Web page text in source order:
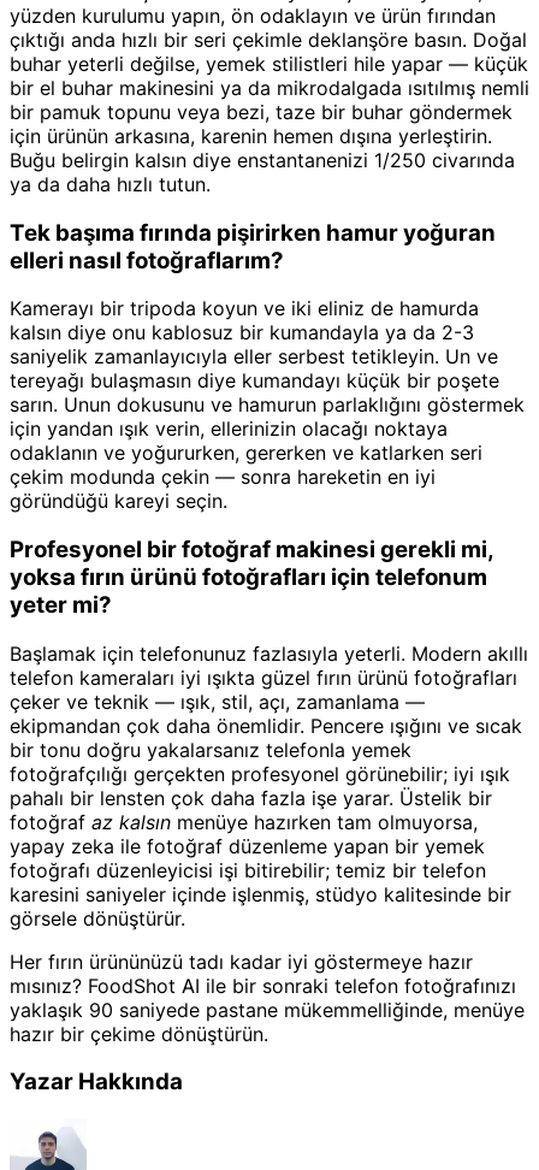
yüzden kurulumu yapın, ön odaklayın ve ürün fırından
çıktığı anda hızlı bir seri çekimle deklanşöre basın. Doğal
buhar yeterli değilse, yemek stilistleri hile yapar — küçük
bir el buhar makinesini ya da mikrodalgada ısıtılmış nemli
bir pamuk topunu veya bezi, taze bir buhar göndermek
için ürünün arkasına, karenin hemen dışına yerleştirin.
Buğu belirgin kalsın diye enstantanenizi 1/250 civarında
ya da daha hızlı tutun.
Tek başıma fırında pişirirken hamur yoğuran
elleri nasıl fotoğraflarım?
Kamerayı bir tripoda koyun ve iki eliniz de hamurda
kalsın diye onu kablosuz bir kumandayla ya da 2-3
saniyelik zamanlayıcıyla eller serbest tetikleyin. Un ve
tereyağı bulaşmasın diye kumandayı küçük bir poşete
sarın. Unun dokusunu ve hamurun parlaklığını göstermek
için yandan ışık verin, ellerinizin olacağı noktaya
odaklanın ve yoğururken, gererken ve katlarken seri
çekim modunda çekin — sonra hareketin en iyi
göründüğü kareyi seçin.
Profesyonel bir fotoğraf makinesi gerekli mi,
yoksa fırın ürünü fotoğrafları için telefonum
yeter mi?
Başlamak için telefonunuz fazlasıyla yeterli. Modern akıllı
telefon kameraları iyi ışıkta güzel fırın ürünü fotoğrafları
çeker ve teknik — ışık, stil, açı, zamanlama —
ekipmandan çok daha önemlidir. Pencere ışığını ve sıcak
bir tonu doğru yakalarsanız telefonla yemek
fotoğrafçılığı gerçekten profesyonel görünebilir; iyi ışık
pahalı bir lensten çok daha fazla işe yarar. Üstelik bir
fotoğraf az kalsın menüye hazırken tam olmuyorsa,
yapay zeka ile fotoğraf düzenleme yapan bir yemek
fotoğrafı düzenleyicisi işi bitirebilir; temiz bir telefon
karesini saniyeler içinde işlenmiş, stüdyo kalitesinde bir
görsele dönüştürür.
Her fırın ürününüzü tadı kadar iyi göstermeye hazır
mısınız? FoodShot AI ile bir sonraki telefon fotoğrafınızı
yaklaşık 90 saniyede pastane mükemmelliğinde, menüye
hazır bir çekime dönüştürün.
Yazar Hakkında